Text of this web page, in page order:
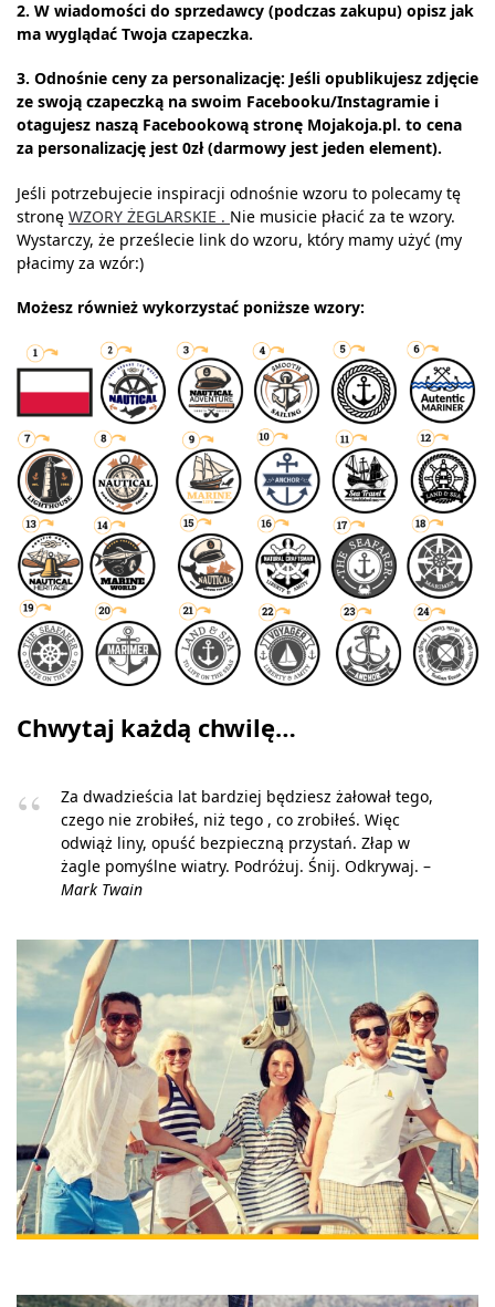
2. W wiadomości do sprzedawcy (podczas zakupu) opisz jak
ma wyglądać Twoja czapeczka.
3. Odnośnie ceny za personalizację: Jeśli opublikujesz zdjęcie
ze swoją czapeczką na swoim Facebooku/Instagramie i
otagujesz naszą Facebookową stronę Mojakoja.pl. to cena
za personalizację jest 0zł (darmowy jest jeden element).
Jeśli potrzebujecie inspiracji odnośnie wzoru to polecamy tę
stronę WZORY ŻEGLARSKIE . Nie musicie płacić za te wzory.
Wystarczy, że prześlecie link do wzoru, który mamy użyć (my
płacimy za wzór:)
Możesz również wykorzystać poniższe wzory:
Chwytaj każdą chwilę…
Za dwadzieścia lat bardziej będziesz żałował tego,
czego nie zrobiłeś, niż tego , co zrobiłeś. Więc
odwiąż liny, opuść bezpieczną przystań. Złap w
żagle pomyślne wiatry. Podróżuj. Śnij. Odkrywaj. –
Mark Twain